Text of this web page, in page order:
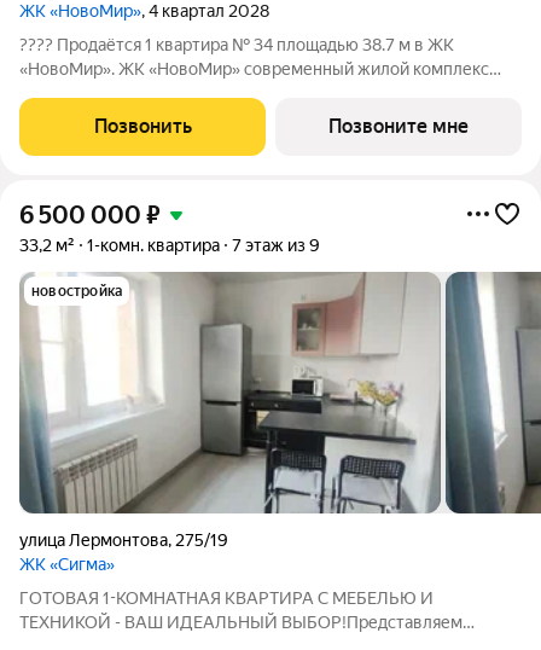
ЖК «НовоМир», 4 квартал 2028
???? Продаётся 1 квартира № 34 площадью 38.7 м в ЖК
«НовоМир». ЖК «НовоМир» современный жилой комплекс
застройщика ГК «ПРОФИТ» (ООО СЗ «Оникс Групп»). Почему
выбирают ЖК «НовоМир»?
Позвонить Позвоните мне
6 500 000 ₽
33,2 м² 1-комн. квартира 7 этаж из 9
новостройка
улица Лермонтова, 275/19
ЖК «Сигма»
ГОТОВАЯ 1-КОМНАТНАЯ КВАРТИРА С МЕБЕЛЬЮ И
ТЕХНИКОЙ - ВАШ ИДЕАЛЬНЫЙ ВЫБОР!Представляем